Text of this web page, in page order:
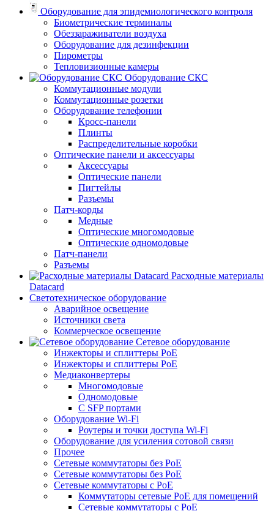
Оборудование для эпидемиологического контроля
Биометрические терминалы
Обеззараживатели воздуха
Оборудование для дезинфекции
Пирометры
Тепловизионные камеры
Оборудование СКС
Коммутационные модули
Коммутационные розетки
Оборудование телефонии
Кросс-панели
Плинты
Распределительные коробки
Оптические панели и аксессуары
Аксессуары
Оптические панели
Пигтейлы
Разъемы
Патч-корды
Медные
Оптические многомодовые
Оптические одномодовые
Патч-панели
Разъемы
Расходные материалы
Datacard
Светотехническое оборудование
Аварийное освещение
Источники света
Коммерческое освещение
Сетевое оборудование
Инжекторы и сплиттеры PoE
Инжекторы и сплиттеры РоЕ
Медиаконвертеры
Многомодовые
Одномодовые
С SFP портами
Оборудование Wi-Fi
Роутеры и точки доступа Wi-Fi
Оборудование для усиления сотовой связи
Прочее
Сетевые коммутаторы без PoE
Сетевые коммутаторы без РоЕ
Сетевые коммутаторы с PoE
Коммутаторы сетевые PoE для помещений
Сетевые коммутаторы с PoE